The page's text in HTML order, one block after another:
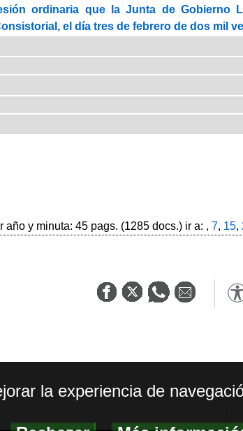
ordinaria que la Junta de Gobierno
el día tres de febrero de dos mil
y minuta: 45 pags. (1285 docs.) ir a: , 7, 15,
la experiencia de